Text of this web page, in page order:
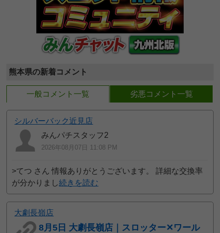
熊本県の新着コメント
一般コメント一覧 劣悪コメント一覧
シルバーバック近見店
みんパチスタッフ2
2026年08月07日 11:08 PM
>てつ さん 情報ありがとうございます。 詳細な交換率
が分かりまし続きを読む
大劇長嶺店
8月5日 大劇長嶺店｜スロッター✕ワール